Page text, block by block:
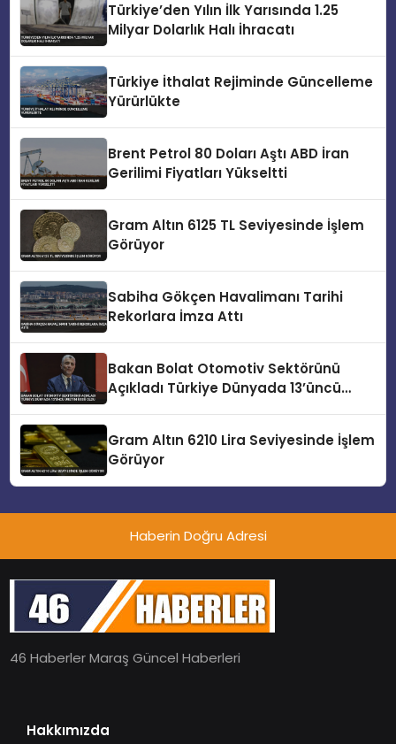
Türkiye’den Yılın İlk Yarısında 1.25
Milyar Dolarlık Halı İhracatı
Türkiye İthalat Rejiminde Güncelleme
Yürürlükte
Brent Petrol 80 Doları Aştı ABD İran
Gerilimi Fiyatları Yükseltti
Gram Altın 6125 TL Seviyesinde İşlem
Görüyor
Sabiha Gökçen Havalimanı Tarihi
Rekorlara İmza Attı
Bakan Bolat Otomotiv Sektörünü
Açıkladı Türkiye Dünyada 13’üncü
Gram Altın 6210 Lira Seviyesinde İşlem
Görüyor
Haberin Doğru Adresi
46 Haberler Maraş Güncel Haberleri
Hakkımızda